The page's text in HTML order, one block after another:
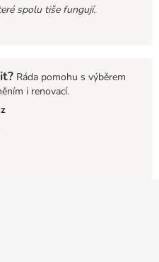
spolu tiše fungují.
Ráda pomohu s výběrem
i renovací.